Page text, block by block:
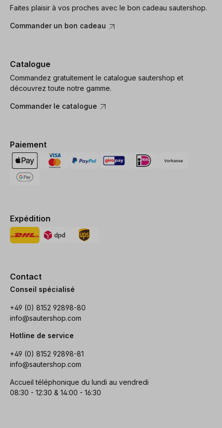
Faites plaisir à vos proches avec le bon cadeau sautershop.
Commander un bon cadeau
Catalogue
Commandez gratuitement le catalogue sautershop et
découvrez toute notre gamme.
Commander le catalogue
Paiement
Expédition
Contact
Conseil spécialisé
+49 (0) 8152 92898-80
info@sautershop.com
Hotline de service
+49 (0) 8152 92898-81
info@sautershop.com
Accueil téléphonique du lundi au vendredi
08:30 - 12:30 & 14:00 - 16:30